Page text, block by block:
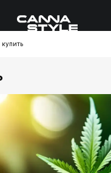
купить